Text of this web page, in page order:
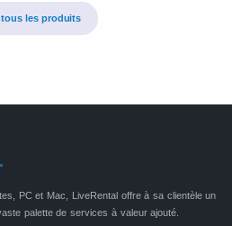
tous les produits
PC et Mac, LiveRental offre à sa clientèle un
palette de services à valeur ajouté.